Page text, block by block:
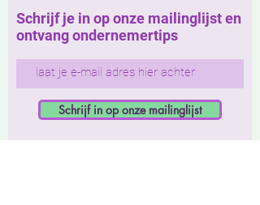
Schrijf je in op onze mailinglijst en
ontvang ondernemertips
Schrijf in op onze mailinglijst